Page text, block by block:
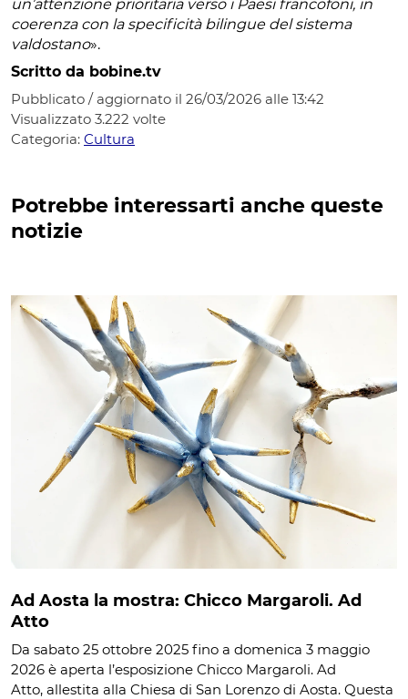
un’attenzione prioritaria verso i Paesi francofoni, in
coerenza con la specificità bilingue del sistema
valdostano».
Scritto da bobine.tv
Pubblicato / aggiornato il 26/03/2026 alle 13:42
Visualizzato 3.222 volte
Categoria: Cultura
Potrebbe interessarti anche queste
notizie
Ad Aosta la mostra: Chicco Margaroli. Ad
Atto
Da sabato 25 ottobre 2025 fino a domenica 3 maggio
2026 è aperta l’esposizione Chicco Margaroli. Ad
Atto, allestita alla Chiesa di San Lorenzo di Aosta. Questa